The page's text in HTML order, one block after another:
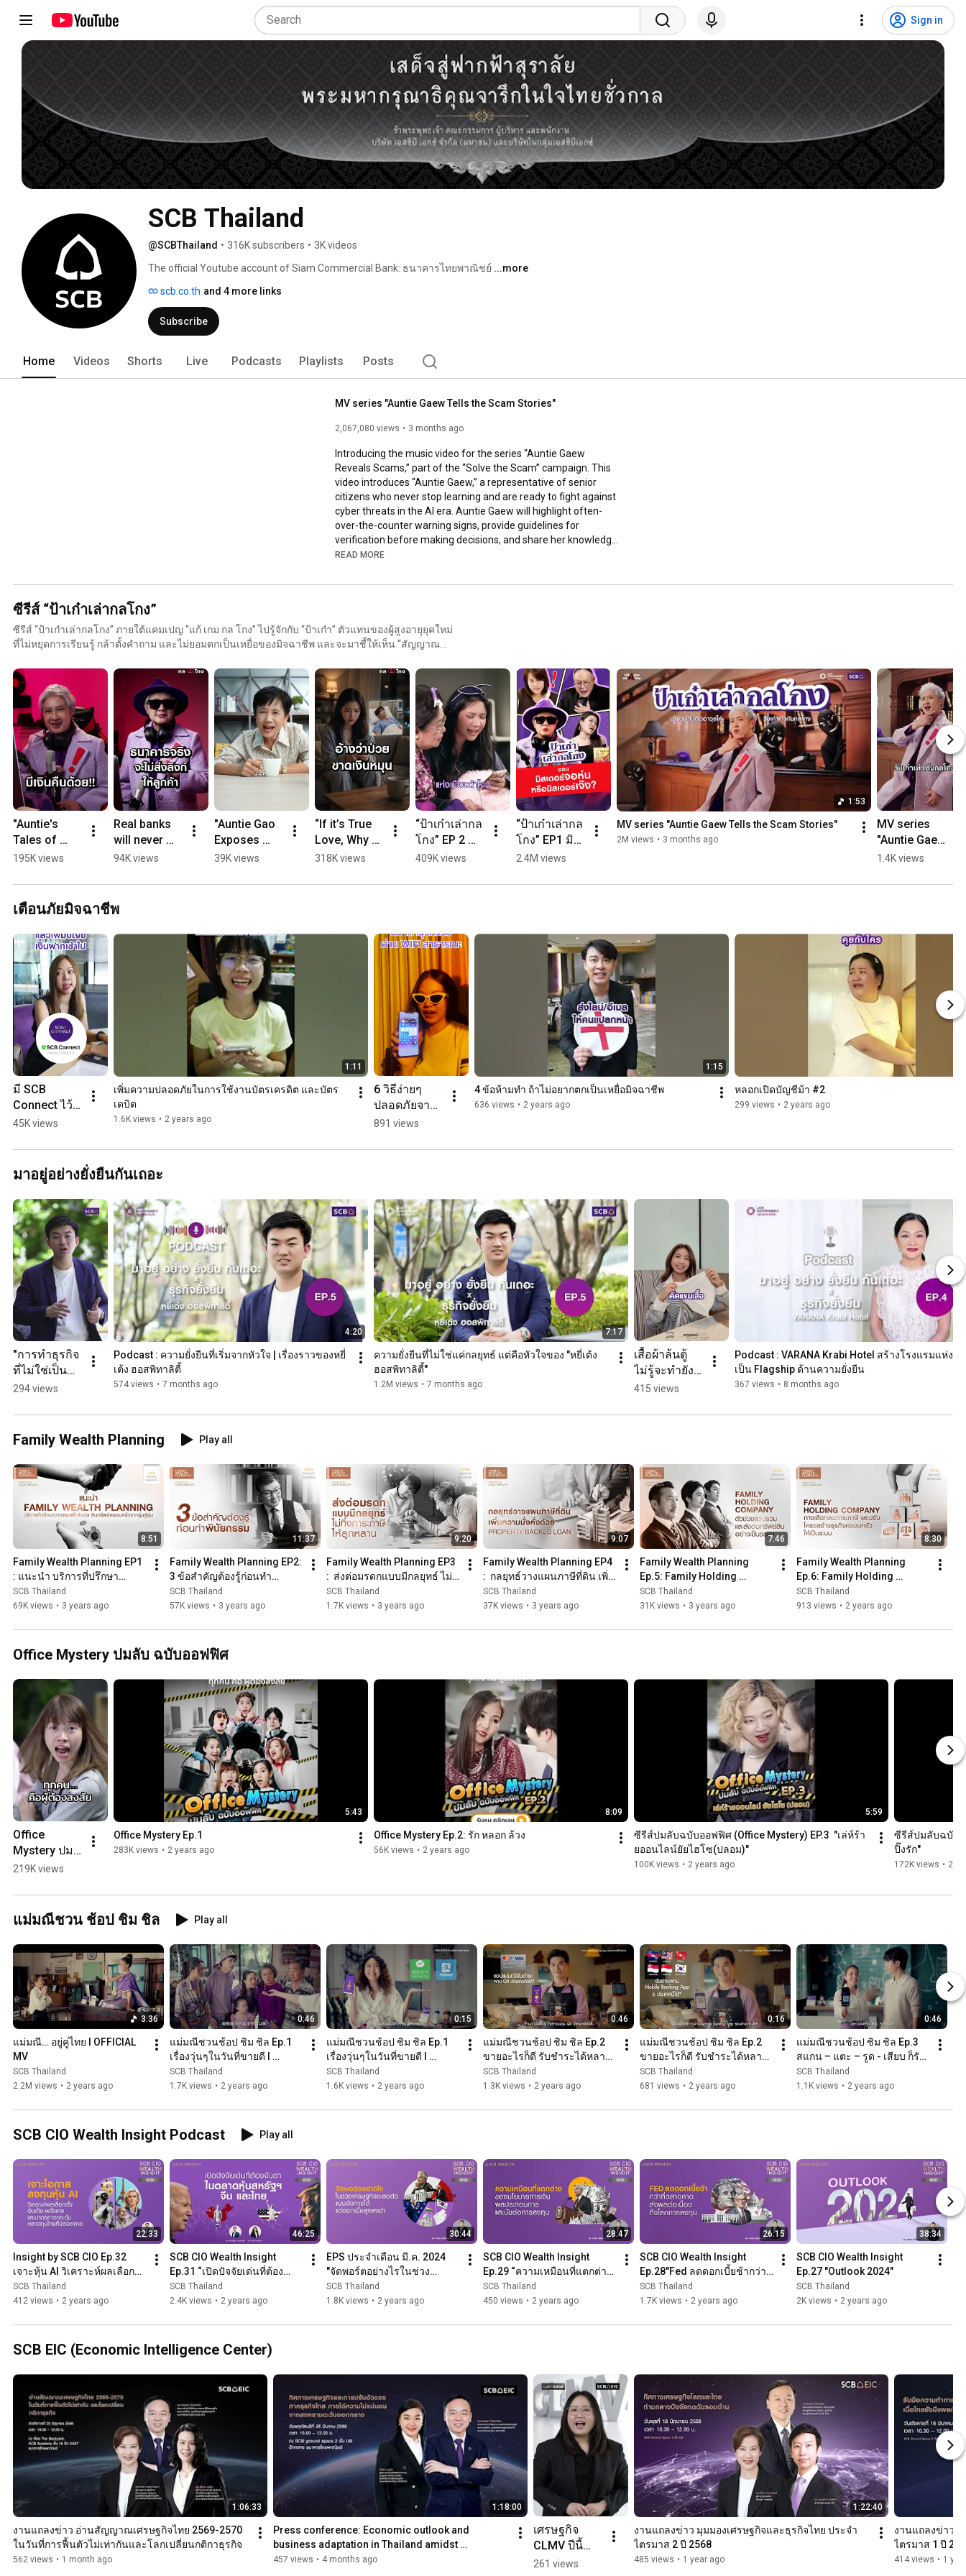
Sign in
SCB Thailand
@SCBThailand • 316K subscribers • 3K videos
The official Youtube account of Siam Commercial Bank: ธนาคารไทยพาณิชย์ ...more
scb.co.th and 4 more links
Subscribe
Home Videos Shorts Live Podcasts Playlists Posts
MV series "Auntie Gaew Tells the Scam Stories"
2,067,080 views 3 months ago
Introducing the music video for the series “Auntie Gaew
Reveals Scams,” part of the “Solve the Scam” campaign. This
video introduces “Auntie Gaew,” a representative of senior
citizens who never stop learning and are ready to fight against
cyber threats in the AI ​​era. Auntie Gaew will highlight often-
over-the-counter warning signs, provide guidelines for
verification before making decisions, and share her knowledge
to protect senior citizens and those around them from
finances and transactions but also in the security of life in the
digital world, creating sustainable financial security.
“Be cautious, check carefully every time.”
Stay alert, save money. Senior citizens are aware of scams.
Watch the “Auntie Gaew Reveals Scams” ​​series on all SCB
Thailand social media channels and the “Solve the Scam”
https://www.scb.co.th/th/personal-ban...
#SolveTheScam #AuntieGaewRevealsScams
#Livesustainably #SustainableLiving #CyberSecurity
#AuntieGaow#FraudEducation#FinancialLiteracy
Don't forget to subscribe to stay updated on news, promotions,
-------------------------------------------------------------------
READ MORE
ซีรีส์ “ป้าเก๋าเล่ากลโกง”
ซีรีส์ “ป้าเก๋าเล่ากลโกง” ภายใต้แคมเปญ “แก้ เกม กล โกง” ไปรู้จักกับ “ป้าเก๋า” ตัวแทนของผู้สูงอายุยุคใหม่
ที่ไม่หยุดการเรียนรู้ กล้าตั้งคำถาม และไม่ยอมตกเป็นเหยื่อของมิจฉาชีพ และจะมาชี้ให้เห็น “สัญญาณ
ให้ชาววัยเก๋า และคนรอบข้าง ไม่ให้ตกเป็นเหยื่อของมิจฉาชีพอีกต่อไป แนวคิดนี้สะท้อนการเป็น “Digital
Bank with Human Touch” ของธนาคารไทยพาณิชย์ ที่มุ่งดูแลลูกค้าไม่เพียงแค่เงินในบัญชี แต่รวมถึง
ความปลอดภัยในการใช้ชีวิตในโลกดิจิทัล “ก่อนโอนต้องเอ๊ะ เช็กก่อนทุกครั้ง มีสติไม่เสียสตางค์ วัยเก๋า
เท่าทันกลโกง” ติดตามชม ซีรีส์ “ป้าเก๋าเล่ากลโกง“ ได้ที่นี่ https://www.scb.co.th/th/personal-
banking/fraud-fighter #แก้เกมกลโกง #ป้าเก๋าเล่ากลโกง #Livesustainably #อยู่อย่างยั่งยืน
#CyberSecurity #ป้าเก๋า #FraudEducation
"Auntie's
Tales of
Scams" EP
I'd get a
refund"
195K views
Real banks
will never
send you
SMS or
email
94K views
"Auntie Gao
Exposes
Scams" EP
the Profits
39K views
“If it’s True
Love, Why
Ask for
💸
318K views
“ป้าเก๋าเล่ากล
โกง” EP 2
ตอน “ฉากจบ
ตั้ง”
409K views
“ป้าเก๋าเล่ากล
โกง” EP1 มิส
เตอร์จอห์น
เจ๊ง?
2.4M views
1:53
MV series "Auntie Gaew Tells the Scam Stories"
2M views • 3 months ago
MV series
"Auntie Gaew
Tells the
Stories"
1.4K views
เตือนภัยมิจฉาชีพ
มี SCB
Connect ไว้
ช่วยเตือนเงิน
45K views
1:11
เพิ่มความปลอดภัยในการใช้งานบัตรเครดิต และบัตร
เดบิต
1.6K views • 2 years ago
6 วิธีง่ายๆ
ปลอดภัยจาก
มิจฉาชีพ
891 views
1:15
4 ข้อห้ามทำ ถ้าไม่อยากตกเป็นเหยื่อมิจฉาชีพ
636 views • 2 years ago
หลอกเปิดบัญชีม้า #2
299 views • 2 years ago
มาอยู่อย่างยั่งยืนกันเถอะ
"การทำธุรกิจ
ที่ไม่ใช่เป็น
เพียงหน้าที่
ภาคภูมิใจ"
บริษัทในเครือ
หยี่เต้ง ฮอสพิ
ทาลิตี้
294 views
4:20
Podcast : ความยั่งยืนที่เริ่มจากหัวใจ | เรื่องราวของหยี่
เต้ง ฮอสพิทาลิตี้
574 views • 7 months ago
7:17
ความยั่งยืนที่ไม่ใช่แค่กลยุทธ์ แต่คือหัวใจของ "หยี่เต้ง
ฮอสพิทาลิตี้"
1.2M views • 7 months ago
เสื้อผ้าล้นตู้
ไม่รู้จะทำยัง
ไง?
415 views
Podcast : VARANA Krabi Hotel สร้างโรงแรมแห่งนี้
เป็น Flagship ด้านความยั่งยืน
367 views • 8 months ago
Family Wealth Planning Play all
8:51
Family Wealth Planning EP1
: แนะนำ บริการที่ปรึกษา
วางแผนและส่งต่อทรัพย์สิน
ครอบครัวจากรุ่นสู่รุ่น
SCB Thailand
69K views • 3 years ago
11:37
Family Wealth Planning EP2:
3 ข้อสำคัญต้องรู้ก่อนทำ
พินัยกรรม
SCB Thailand
57K views • 3 years ago
9:20
Family Wealth Planning EP3
:  ส่งต่อมรดกแบบมีกลยุทธ์ ไม่
ทิ้งภาระภาษีให้ลูกหลาน
SCB Thailand
1.7K views • 3 years ago
9:07
Family Wealth Planning EP4
:  กลยุทธ์วางแผนภาษีที่ดิน เพิ่ม
ความมั่งคั่งด้วย Property
Backed Loan
SCB Thailand
37K views • 3 years ago
7:46
Family Wealth Planning
Ep.5: Family Holding
Company ตัวช่วยในการ
รวบรวมทรัพย์สินที่มีความ
SCB Thailand
31K views • 3 years ago
8:30
Family Wealth Planning
Ep.6: Family Holding
Company
SCB Thailand
913 views • 2 years ago
Office Mystery ปมลับ ฉบับออฟฟิศ
Office
Mystery ปม
ลับ ฉบับ
Teaser
219K views
5:43
Office Mystery Ep.1
283K views • 2 years ago
8:09
Office Mystery Ep.2: รัก หลอก ล้วง
56K views • 2 years ago
5:59
ซีรีส์ปมลับฉบับออฟฟิศ (Office Mystery) EP.3  "เล่ห์ร้า
ยออนไลน์ยัยไฮโซ(ปลอม)"
100K views • 2 years ago
ซีรีส์ปมลับฉบับอ
ปิ๊งรัก"
172K views • 2
แม่มณีชวน ช้อป ชิม ชิล Play all
3:36
แม่มณี… อยู่คู่ไทย l OFFICIAL
MV
SCB Thailand
2.2M views • 2 years ago
0:46
แม่มณีชวนช้อป ชิม ชิล Ep.1
เรื่องวุ่นๆในวันที่ขายดี l
WeChat Pay, Alipay (Full
version)
SCB Thailand
1.7K views • 2 years ago
0:15
แม่มณีชวนช้อป ชิม ชิล Ep.1
เรื่องวุ่นๆในวันที่ขายดี l
WeChat Pay, Alipay
SCB Thailand
1.6K views • 2 years ago
0:46
แม่มณีชวนช้อป ชิม ชิล Ep.2
ขายอะไรก็ดี รับชำระได้หลาย
ช่องทาง l QR บัตรเครดิต และ
QR Cross broader
SCB Thailand
1.3K views • 2 years ago
0:16
แม่มณีชวนช้อป ชิม ชิล Ep.2
ขายอะไรก็ดี รับชำระได้หลาย
ช่องทาง l QR บัตรเครดิต และ
QR Cross broader
SCB Thailand
681 views • 2 years ago
0:46
แม่มณีชวนช้อป ชิม ชิล Ep.3
สแกน – แตะ – รูด - เสียบ ก็รับ
ชำระได้หมด l เครื่อง EDC
SCB Thailand
1.1K views • 2 years ago
SCB CIO Wealth Insight Podcast Play all
22:33
Insight by SCB CIO Ep.32
เจาะหุ้น AI วิเคราะห์ผลเลือกตั้ง
อินเดีย-ฝรั่งเศสและมาตรการ
กระตุ้นตลาดทุนไทย
SCB Thailand
412 views • 2 years ago
46:25
SCB CIO Wealth Insight
Ep.31 “เปิดปัจจัยเด่นที่ต้อง
จับตาในตลาดหุ้นสหรัฐฯ จีน
และไทย”
SCB Thailand
2.4K views • 2 years ago
30:44
EPS ประจำเดือน มี.ค. 2024
"จัดพอร์ตอย่างไรในช่วง
เศรษฐกิจชะลอตัวแบบจัดการ
ได้ แต่ดอกเบี้ยสูงลงช้า"
SCB Thailand
1.8K views • 2 years ago
28:47
SCB CIO Wealth Insight
Ep.29 “ความเหมือนที่แตกต่าง
ของนโยบายการเงิน ผล
ประกอบการ และนัยต่อการ
SCB Thailand
450 views • 2 years ago
26:15
SCB CIO Wealth Insight
Ep.28"Fed ลดดอกเบี้ยช้ากว่าที่
ตลาดคาดส่งผลต่อเนื่องถึงโลก
การลงทุน"
SCB Thailand
1.7K views • 2 years ago
38:34
SCB CIO Wealth Insight
Ep.27 "Outlook 2024"
SCB Thailand
2K views • 2 years ago
SCB EIC (Economic Intelligence Center)
1:06:33
งานแถลงข่าว อ่านสัญญาณเศรษฐกิจไทย 2569-2570
ในวันที่การฟื้นตัวไม่เท่ากันและโลกเปลี่ยนกติกาธุรกิจ
562 views • 1 month ago
1:18:00
Press conference: Economic outlook and
business adaptation in Thailand amidst
uncertainty from th...
457 views • 4 months ago
เศรษฐกิจ
CLMV ปีนี้
ชะลอ! เกิด
261 views
1:22:40
งานแถลงข่าว มุมมองเศรษฐกิจและธุรกิจไทย ประจำ
ไตรมาส 2 ปี 2568
485 views • 1 year ago
งานแถลงข่าว
ไตรมาส 1 ปี
414 views • 1